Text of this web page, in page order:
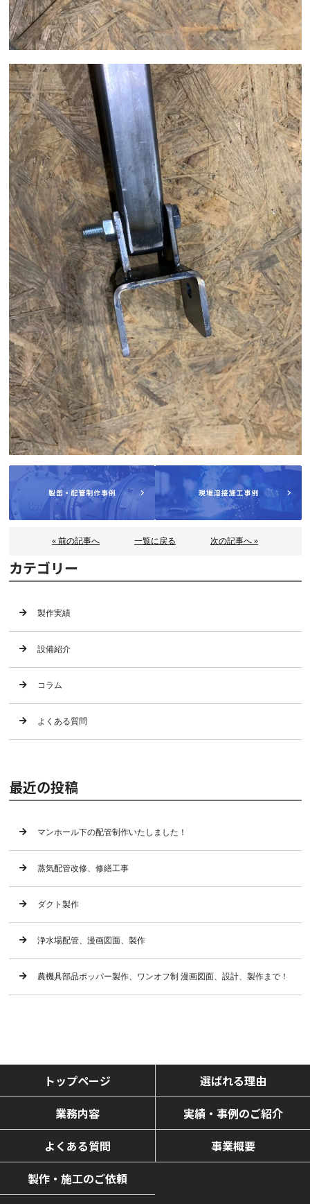
« 前の記事へ 一覧に戻る 次の記事へ »
カテゴリー
製作実績
設備紹介
コラム
よくある質問
最近の投稿
マンホール下の配管制作いたしました！
蒸気配管改修、修繕工事
ダクト製作
浄水場配管、漫画図面、製作
農機具部品ポッパー製作、ワンオフ制 漫画図面、設計、製作まで！
トップページ
選ばれる理由
業務内容
実績・事例のご紹介
よくある質問
事業概要
製作・施工のご依頼